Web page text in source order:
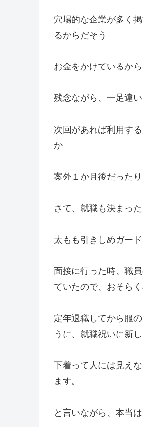
穴場的な企業が多く
るからだそう
お金をかけているか
残念ながら、一足違
次回があれば利用す
か
案外１か月後だった
さて、就職も決まっ
太もも引きしめガー
面接に行った時、職
ていたので、おそら
定年退職してから服
うに、就職祝いに新
下着って人には見え
ます。
と言いながら、本当